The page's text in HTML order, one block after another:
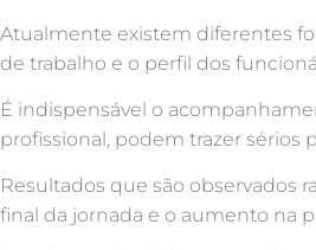
Atualmente existem diferentes
de trabalho e o perfil dos
É indispensável o
profissional, podem trazer sérios
Resultados que são observados
final da jornada e o aumento na